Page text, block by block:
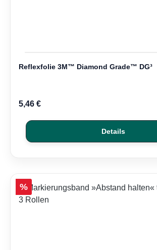
Reflexfolie 3M™ Diamond Grade™ DG³
5,46 €
Details
Rabatt
%